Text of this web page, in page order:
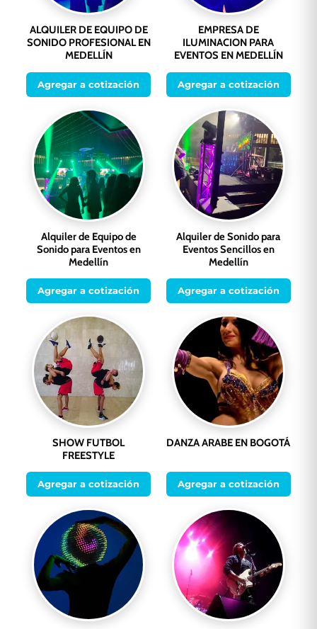
ALQUILER DE EQUIPO DE
SONIDO PROFESIONAL EN
MEDELLÍN
Agregar a cotización
EMPRESA DE
ILUMINACION PARA
EVENTOS EN MEDELLÍN
Agregar a cotización
Alquiler de Equipo de
Sonido para Eventos en
Medellín
Agregar a cotización
Alquiler de Sonido para
Eventos Sencillos en
Medellín
Agregar a cotización
SHOW FUTBOL
FREESTYLE
Agregar a cotización
DANZA ARABE EN BOGOTÁ
Agregar a cotización